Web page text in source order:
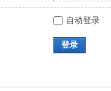
自动登录
登录